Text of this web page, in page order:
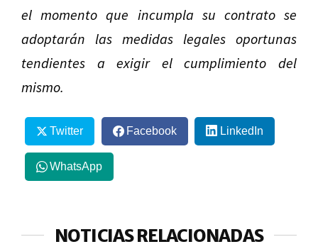
el momento que incumpla su contrato se
adoptarán las medidas legales oportunas
tendientes a exigir el cumplimiento del
mismo.
Twitter Facebook LinkedIn
WhatsApp
NOTICIAS RELACIONADAS